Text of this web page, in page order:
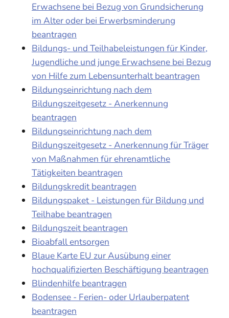
Erwachsene bei Bezug von Grundsicherung
im Alter oder bei Erwerbsminderung
beantragen
Bildungs- und Teilhabeleistungen für Kinder,
Jugendliche und junge Erwachsene bei Bezug
von Hilfe zum Lebensunterhalt beantragen
Bildungseinrichtung nach dem
Bildungszeitgesetz - Anerkennung
beantragen
Bildungseinrichtung nach dem
Bildungszeitgesetz - Anerkennung für Träger
von Maßnahmen für ehrenamtliche
Tätigkeiten beantragen
Bildungskredit beantragen
Bildungspaket - Leistungen für Bildung und
Teilhabe beantragen
Bildungszeit beantragen
Bioabfall entsorgen
Blaue Karte EU zur Ausübung einer
hochqualifizierten Beschäftigung beantragen
Blindenhilfe beantragen
Bodensee - Ferien- oder Urlauberpatent
beantragen